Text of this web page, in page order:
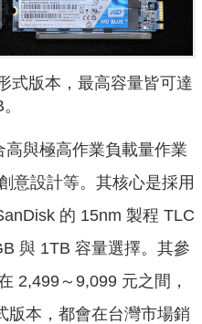
式版本，最高容量皆可達
與極高作業負載量作業
意設計等。其核心是採用
的 15nm 製程 TLC
與 1TB 容量選擇。其參
2,499～9,099 元之間，
版本，都會在台灣市場銷